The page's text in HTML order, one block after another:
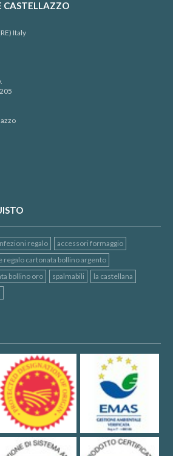
CASTELLAZZO
Italy
regalo
accessori formaggio
regalo cartonata bollino argento
bollino oro
spalmabili
la castellana